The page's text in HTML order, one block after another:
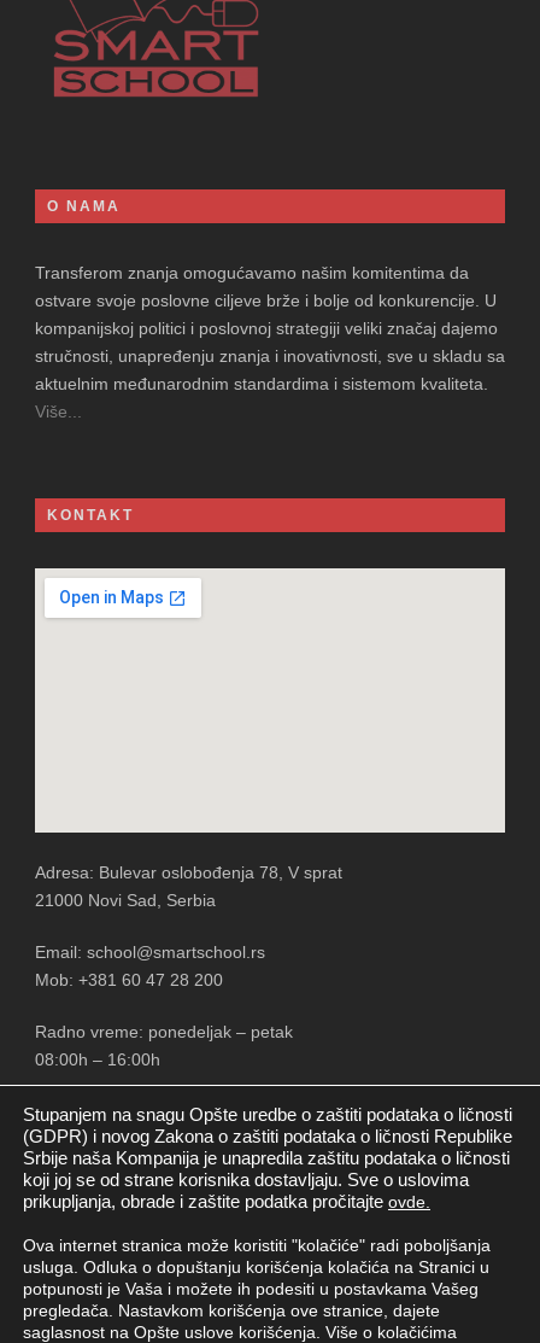
O NAMA
Transferom znanja omogućavamo našim komitentima da
ostvare svoje poslovne ciljeve brže i bolje od konkurencije. U
kompanijskoj politici i poslovnoj strategiji veliki značaj dajemo
stručnosti, unapređenju znanja i inovativnosti, sve u skladu sa
aktuelnim međunarodnim standardima i sistemom kvaliteta.
Više...
KONTAKT
Adresa: Bulevar oslobođenja 78, V sprat
21000 Novi Sad, Serbia
Email: school@smartschool.rs
Mob: +381 60 47 28 200
Radno vreme: ponedeljak – petak
08:00h – 16:00h
PRATITE NAS
Stupanjem na snagu Opšte uredbe o zaštiti podataka o ličnosti
(GDPR) i novog Zakona o zaštiti podataka o ličnosti Republike
Srbije naša Kompanija je unapredila zaštitu podataka o ličnosti
koji joj se od strane korisnika dostavljaju. Sve o uslovima
prikupljanja, obrade i zaštite podatka pročitajte ovde.
Ova internet stranica može koristiti "kolačiće" radi poboljšanja
usluga. Odluka o dopuštanju korišćenja kolačića na Stranici u
potpunosti je Vaša i možete ih podesiti u postavkama Vašeg
pregledača. Nastavkom korišćenja ove stranice, dajete
saglasnost na Opšte uslove korišćenja. Više o kolačićima